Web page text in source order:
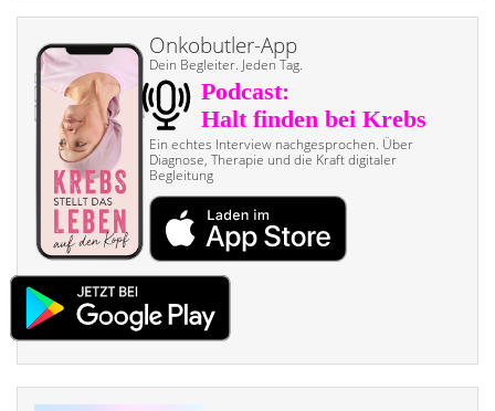
Onkobutler-App
Dein Begleiter. Jeden Tag.
Ein echtes Interview nach­gesprochen. Über
Diagnose, Therapie und die Kraft digitaler
Begleitung